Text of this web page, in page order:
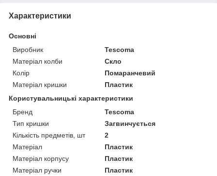
Характеристики
Основні
Виробник
Tescoma
Матеріал колби
Скло
Колір
Помаранчевий
Матеріал кришки
Пластик
Користувальницькі характеристики
Бренд
Tescoma
Тип кришки
Загвинчується
Кількість предметів, шт
2
Матеріал
Пластик
Матеріал корпусу
Пластик
Матеріал ручки
Пластик